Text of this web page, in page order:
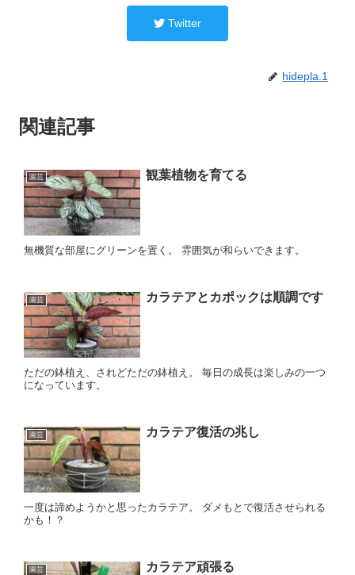
Twitter
hidepla.1
関連記事
園芸 観葉植物を育てる
無機質な部屋にグリーンを置く。 雰囲気が和らいできます。
園芸 カラテアとカポックは順調です
ただの鉢植え、されどただの鉢植え。 毎日の成長は楽しみの一つ
になっています。
園芸 カラテア復活の兆し
一度は諦めようかと思ったカラテア。 ダメもとで復活させられる
かも！？
園芸 カラテア頑張る